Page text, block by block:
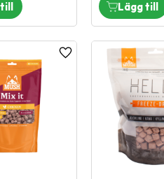
Lägg till i favoriter